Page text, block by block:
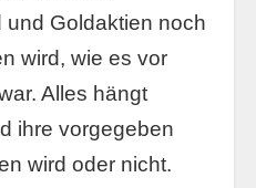
Goldaktien noch
wird, wie es vor
Alles hängt
ihre vorgegeben
wird oder nicht.